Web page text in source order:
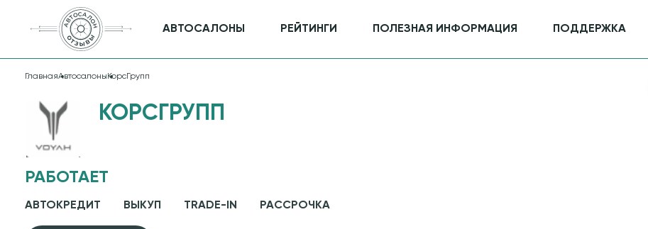
АВТОСАЛОНЫ РЕЙТИНГИ ПОЛЕЗНАЯ ИНФОРМАЦИЯ ПОДДЕРЖКА
ГлавнаяАвтосалоны КорсГрупп
КОРСГРУПП
РАБОТАЕТ
АВТОКРЕДИТ ВЫКУП TRADE-IN РАССРОЧКА